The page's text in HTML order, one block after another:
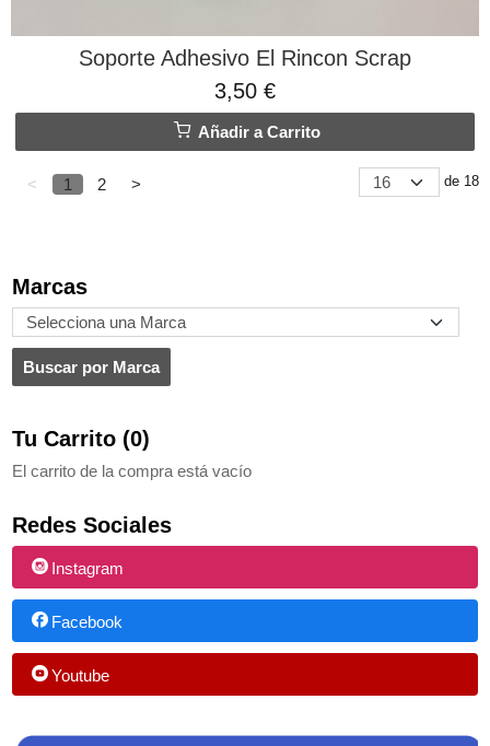
Marcas
Tu Carrito (0)
El carrito de la compra está vacío
Redes Sociales
Instagram
Facebook
Youtube
Soporte Adhesivo El Rincon Scrap
3,50 €
Añadir a Carrito
< 1 2 > de 18